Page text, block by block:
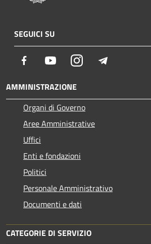
SEGUICI SU
Facebook YoutubeInstagram
AMMINISTRAZIONE
Organi di Governo
Aree Amministrative
Uffici
Enti e fondazioni
Politici
Personale Amministrativo
Documenti e dati
CATEGORIE DI SERVIZIO